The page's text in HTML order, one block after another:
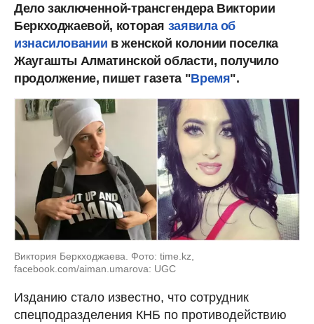
Дело заключенной-трансгендера Виктории
Беркходжаевой, которая заявила об
изнасиловании в женской колонии поселка
Жаугашты Алматинской области, получило
продолжение, пишет газета "Время".
Виктория Беркходжаева. Фото: time.kz,
facebook.com/aiman.umarova: UGC
Изданию стало известно, что сотрудник
спецподразделения КНБ по противодействию